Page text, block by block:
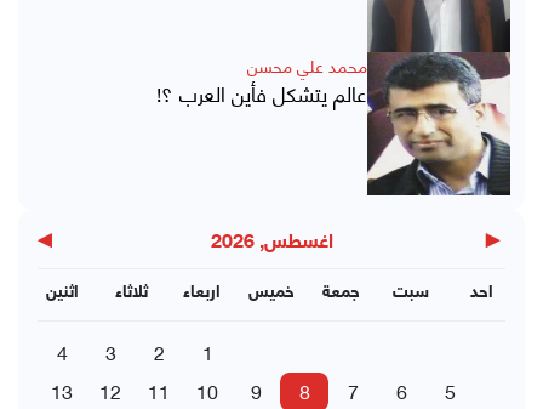
محمد علي محسن
عالم يتشكل فأين العرب ؟!
◀ اغسطس, 2026 ▶
اثنين ثلاثاء اربعاء خميس جمعة سبت احد
1
2
3
4
5
6
7
8
9
10
11
12
13